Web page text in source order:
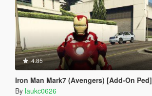
4.85
Iron Man Mark7 (Avengers) [Add-On Ped]
By laukc0626